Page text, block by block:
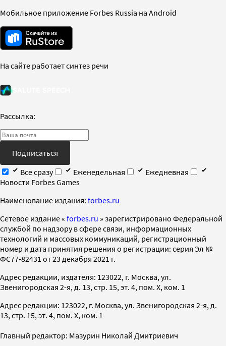
Мобильное приложение Forbes Russia на Android
На сайте работает синтез речи
Рассылка:
Подписаться
Все сразу
Еженедельная
Ежедневная
Новости Forbes Games
Наименование издания: forbes.ru
Cетевое издание « forbes.ru » зарегистрировано Федеральной
службой по надзору в сфере связи, информационных
технологий и массовых коммуникаций, регистрационный
номер и дата принятия решения о регистрации: серия Эл №
ФС77-82431 от 23 декабря 2021 г.
Адрес редакции, издателя: 123022, г. Москва, ул.
Звенигородская 2-я, д. 13, стр. 15, эт. 4, пом. X, ком. 1
Адрес редакции: 123022, г. Москва, ул. Звенигородская 2-я, д.
13, стр. 15, эт. 4, пом. X, ком. 1
Главный редактор: Мазурин Николай Дмитриевич